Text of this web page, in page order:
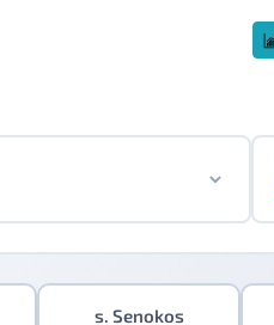
s. Senokos